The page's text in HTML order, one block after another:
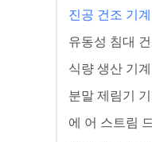
진공 건조 기계
유동성 침대
식량 생산 기계
분말 제림기 기
에 어 스트림